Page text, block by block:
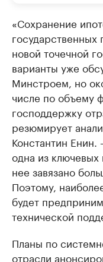
«Сохранение
новой точечной
варианты уже
Минстроем, но
числе по объему
господдержку
резюмирует
Константин
одна из
нее завязано
Поэтому,
будет
технической
Планы по
отрасли